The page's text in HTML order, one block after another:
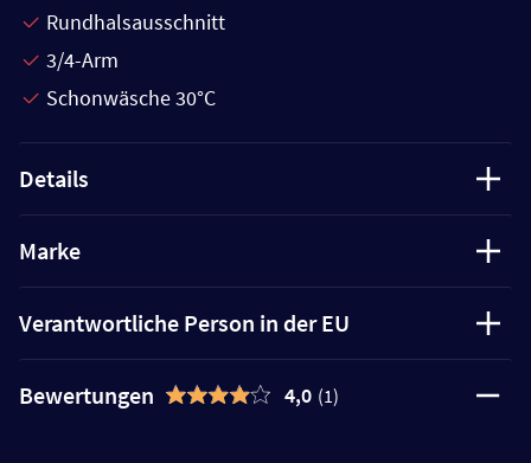
Rundhalsausschnitt
3/4-Arm
Schonwäsche 30°C
Details
Marke
Verantwortliche Person in der EU
Bewertungen 4,0 (1)